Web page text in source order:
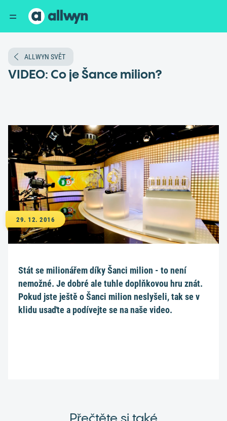
ALLWYN SVĚT
VIDEO: Co je Šance milion?
29. 12. 2016
Stát se milionářem díky Šanci milion - to není
nemožné. Je dobré ale tuhle doplňkovou hru znát.
Pokud jste ještě o Šanci milion neslyšeli, tak se v
klidu usaďte a podívejte se na naše video.
Přečtěte si také